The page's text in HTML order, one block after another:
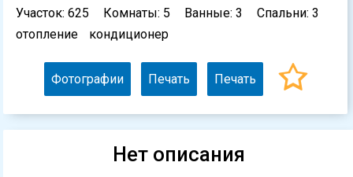
Участок: 625
Комнаты: 5 Ванные: 3
Спальни: 3
отопление
кондиционер
Фотографии Печать Печать
Нет описания